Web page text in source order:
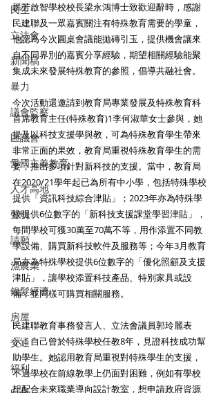
民生
立法會
新聞稿
暴力
議會監察
區議會
愛國主義教育
人才高地
聲明
請願
漁農業
銀髮經濟
房屋
交通
福利
群芳啟智學校校長梁永鴻博士致歡迎辭時，感謝
民建聯及一眾嘉賓關注有特殊教育需要的學童，
他認為今次圓桌會議能拋磚引玉，提供機會讓來
自不同界別的嘉賓分享經驗，期望相關經驗能聚
集成未來發展特殊教育的參照，倡導共融社會。
今次活動還邀請到教育局專業發展及特殊教育科
首席教育主任(特殊教育)1李何淑華女士參與，她
提及以科技支援學與教，可為特殊教育學生帶來
非常正面的果效，教育局重視特殊教育學生的需
要，推出多項針對新科技的支援。當中，教育局
在2020/21學年起已為所有中小學，包括特殊學校
提供「資訊科技綜合津貼」；2023年亦為特殊學
校提供6位數字的「新科技支援課堂學習津貼」，
每間學校可獲30萬至70萬不等，用作添置不同教
學設備、購買新科技軟件及服務等；今年3月教育
局亦為特殊學校提供6位數字的「優化照顧及支援
津貼」，讓學校添置科技產品、特別家具或設
備，並同樣可購買相關服務。
民建聯教育事務發言人、立法會議員郭玲麗表
示，自己曾於特殊學校任教8年，見證科技成功幫
助學生。她認用教育局重視對特殊學生的支援，
不過學校在前線教學上仍面對困難，例如有學校
想配合未來職業導向設計教室，想申請政府資源